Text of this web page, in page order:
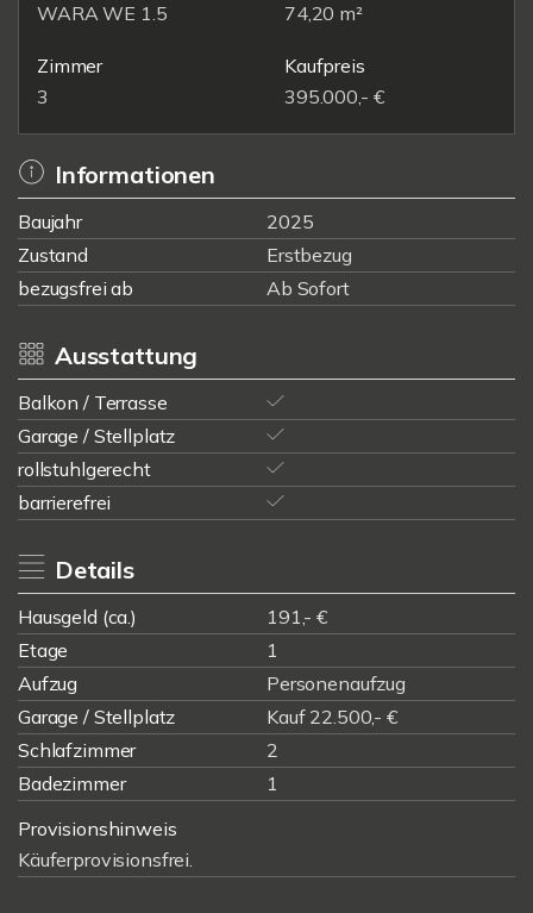
WARA WE 1.5
74,20 m²
Zimmer
3
Kaufpreis
395.000,- €
Informationen
Baujahr
2025
Zustand
Erstbezug
bezugsfrei ab
Ab Sofort
Ausstattung
Balkon / Terrasse
Garage / Stellplatz
rollstuhlgerecht
barrierefrei
Details
Hausgeld (ca.)
191,- €
Etage
1
Aufzug
Personenaufzug
Garage / Stellplatz
Kauf 22.500,- €
Schlafzimmer
2
Badezimmer
1
Provisionshinweis
Käuferprovisionsfrei.